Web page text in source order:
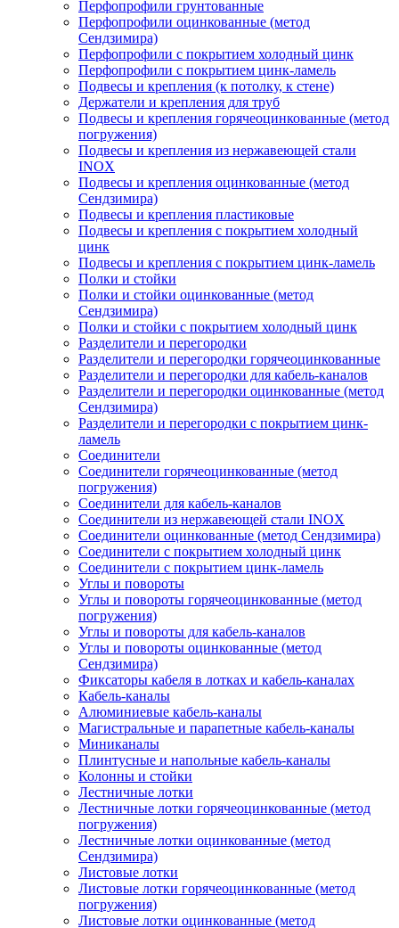
Перфопрофили грунтованные
Перфопрофили оцинкованные (метод
Сендзимира)
Перфопрофили с покрытием холодный цинк
Перфопрофили с покрытием цинк-ламель
Подвесы и крепления (к потолку, к стене)
Держатели и крепления для труб
Подвесы и крепления горячеоцинкованные (метод
погружения)
Подвесы и крепления из нержавеющей стали
INOX
Подвесы и крепления оцинкованные (метод
Сендзимира)
Подвесы и крепления пластиковые
Подвесы и крепления с покрытием холодный
цинк
Подвесы и крепления с покрытием цинк-ламель
Полки и стойки
Полки и стойки оцинкованные (метод
Сендзимира)
Полки и стойки с покрытием холодный цинк
Разделители и перегородки
Разделители и перегородки горячеоцинкованные
Разделители и перегородки для кабель-каналов
Разделители и перегородки оцинкованные (метод
Сендзимира)
Разделители и перегородки с покрытием цинк-
ламель
Соединители
Соединители горячеоцинкованные (метод
погружения)
Соединители для кабель-каналов
Соединители из нержавеющей стали INOX
Соединители оцинкованные (метод Сендзимира)
Соединители с покрытием холодный цинк
Соединители с покрытием цинк-ламель
Углы и повороты
Углы и повороты горячеоцинкованные (метод
погружения)
Углы и повороты для кабель-каналов
Углы и повороты оцинкованные (метод
Сендзимира)
Фиксаторы кабеля в лотках и кабель-каналах
Кабель-каналы
Алюминиевые кабель-каналы
Магистральные и парапетные кабель-каналы
Миниканалы
Плинтусные и напольные кабель-каналы
Колонны и стойки
Лестничные лотки
Лестничные лотки горячеоцинкованные (метод
погружения)
Лестничные лотки оцинкованные (метод
Сендзимира)
Листовые лотки
Листовые лотки горячеоцинкованные (метод
погружения)
Листовые лотки оцинкованные (метод